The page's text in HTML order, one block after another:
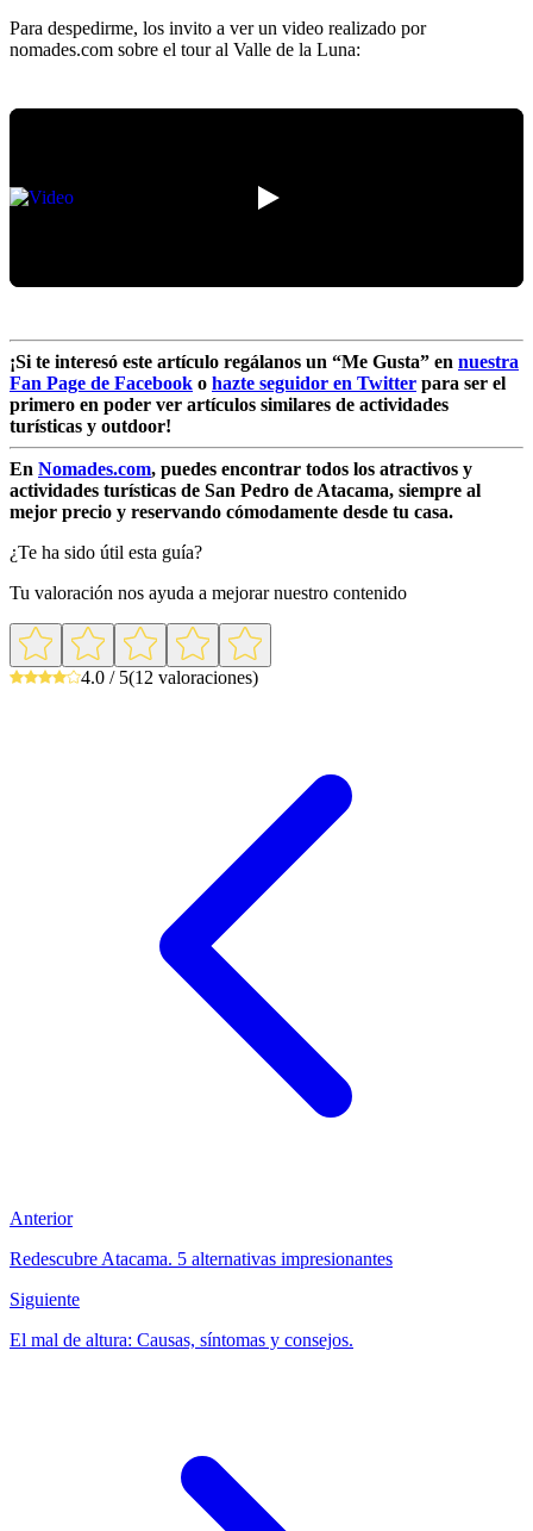
Para despedirme, los invito a ver un video realizado por
nomades.com sobre el tour al Valle de la Luna:
¡Si te interesó este artículo regálanos un “Me Gusta” en nuestra
Fan Page de Facebook o hazte seguidor en Twitter para ser el
primero en poder ver artículos similares de actividades
turísticas y outdoor!
En Nomades.com, puedes encontrar todos los atractivos y
actividades turísticas de San Pedro de Atacama, siempre al
mejor precio y reservando cómodamente desde tu casa.
¿Te ha sido útil esta guía?
Tu valoración nos ayuda a mejorar nuestro contenido
4.0 / 5(12 valoraciones)
Anterior
Redescubre Atacama. 5 alternativas impresionantes
Siguiente
El mal de altura: Causas, síntomas y consejos.